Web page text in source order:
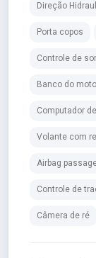
Direção
Porta copos
Controle de
Banco do
Computador
Volante com
Airbag
Controle de
Câmera de ré